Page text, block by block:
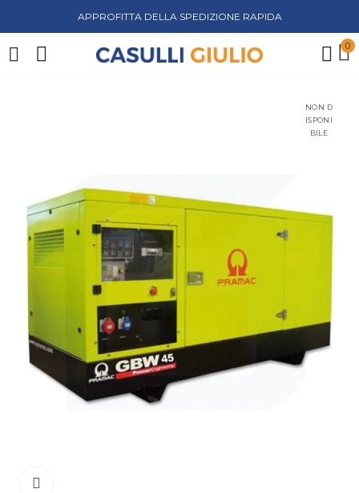
APPROFITTA DELLA SPEDIZIONE RAPIDA
0
NON D
ISPONI
BILE